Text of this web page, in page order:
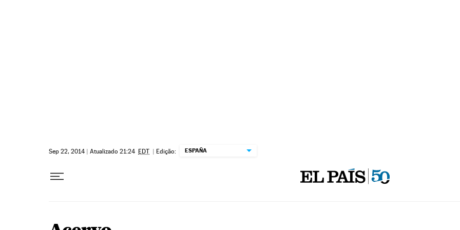
Sep 22, 2014 | Atualizado 21:24 EDT | Edição: ESPAÑA